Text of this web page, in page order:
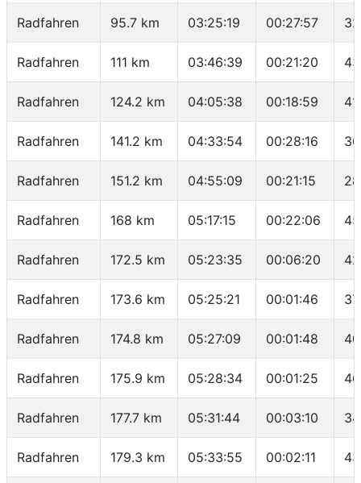
Radfahren 95.7 km 03:25:19 00:27:57
Radfahren 111 km 03:46:39 00:21:20
Radfahren 124.2 km 04:05:38 00:18:59
Radfahren 141.2 km 04:33:54 00:28:16
Radfahren 151.2 km 04:55:09 00:21:15
Radfahren 168 km 05:17:15 00:22:06
Radfahren 172.5 km 05:23:35 00:06:20
Radfahren 173.6 km 05:25:21 00:01:46
Radfahren 174.8 km 05:27:09 00:01:48
Radfahren 175.9 km 05:28:34 00:01:25
Radfahren 177.7 km 05:31:44 00:03:10
Radfahren 179.3 km 05:33:55 00:02:11